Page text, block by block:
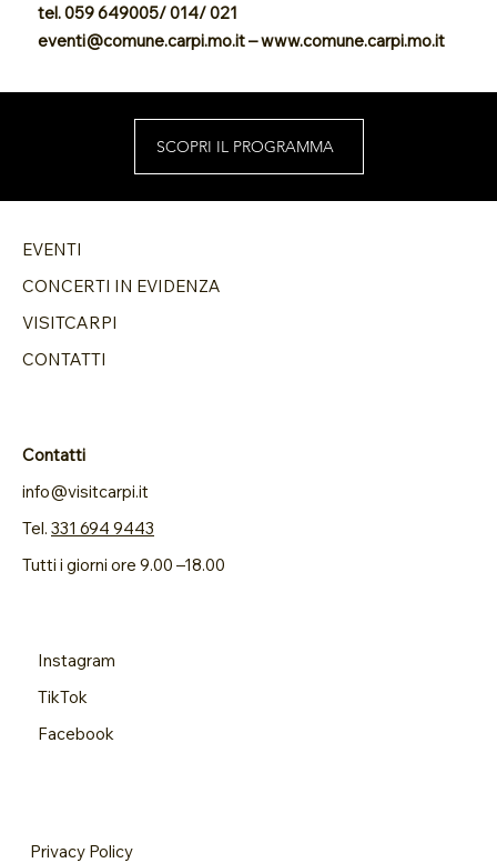
tel. 059 649005/ 014/ 021
eventi@comune.carpi.mo.it–www.comune.carpi.mo.it
SCOPRI IL PROGRAMMA
EVENTI
CONCERTI IN EVIDENZA
VISITCARPI
CONTATTI
Instagram
TikTok
Facebook
Contatti
info@visitcarpi.it
Tel. 331 694 9443
Tutti i giorni ore 9.00 –18.00
Privacy Policy